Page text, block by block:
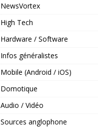
NewsVortex
High Tech
Hardware / Software
Infos généralistes
Mobile (Android / iOS)
Domotique
Audio / Vidéo
Sources anglophone